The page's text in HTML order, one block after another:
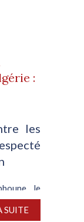
:
les
le
sur les
SUITE